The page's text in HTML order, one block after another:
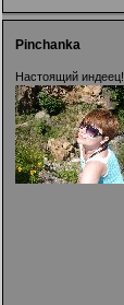
Pinchanka
Настоящий индеец!